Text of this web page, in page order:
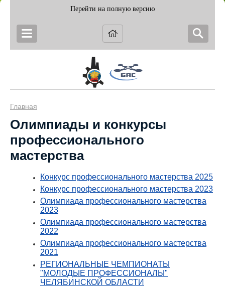
Перейти на полную версию
Главная
Олимпиады и конкурсы
профессионального
мастерства
Конкурс профессионального мастерства 2025
Конкурс профессионального мастерства 2023
Олимпиада профессионального мастерства
2023
Олимпиада профессионального мастерства
2022
Олимпиада профессионального мастерства
2021
РЕГИОНАЛЬНЫЕ ЧЕМПИОНАТЫ
"МОЛОДЫЕ ПРОФЕССИОНАЛЫ"
ЧЕЛЯБИНСКОЙ ОБЛАСТИ